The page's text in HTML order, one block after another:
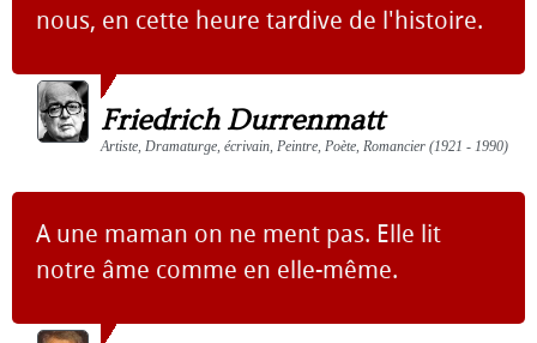
nous, en cette heure tardive de l'histoire.
Friedrich Durrenmatt
Artiste, Dramaturge, écrivain, Peintre, Poète, Romancier (1921 - 1990)
A une maman on ne ment pas. Elle lit
notre âme comme en elle-même.